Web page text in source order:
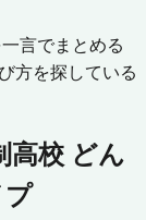
言でまとめる
方を探している
高校 どん